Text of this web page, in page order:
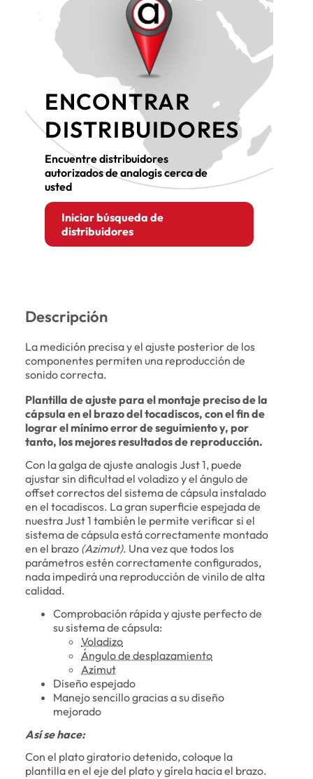
ENCONTRAR
DISTRIBUIDORES
Encuentre distribuidores
autorizados de analogis cerca de
usted
Iniciar búsqueda de
distribuidores
Descripción
La medición precisa y el ajuste posterior de los
componentes permiten una reproducción de
sonido correcta.
Plantilla de ajuste para el montaje preciso de la
cápsula en el brazo del tocadiscos, con el fin de
lograr el mínimo error de seguimiento y, por
tanto, los mejores resultados de reproducción.
Con la galga de ajuste analogis Just 1, puede
ajustar sin dificultad el voladizo y el ángulo de
offset correctos del sistema de cápsula instalado
en el tocadiscos. La gran superficie espejada de
nuestra Just 1 también le permite verificar si el
sistema de cápsula está correctamente montado
en el brazo (Azimut). Una vez que todos los
parámetros estén correctamente configurados,
nada impedirá una reproducción de vinilo de alta
calidad.
Comprobación rápida y ajuste perfecto de
su sistema de cápsula:
Voladizo
Ángulo de desplazamiento
Azimut
Diseño espejado
Manejo sencillo gracias a su diseño
mejorado
Así se hace:
Con el plato giratorio detenido, coloque la
plantilla en el eje del plato y gírela hacia el brazo.